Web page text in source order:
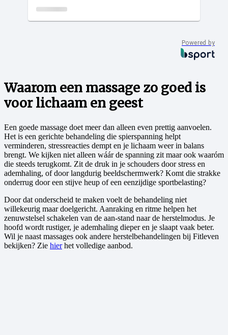
Powered by
Waarom een massage zo goed is
voor lichaam en geest
Een goede massage doet meer dan alleen even prettig aanvoelen.
Het is een gerichte behandeling die spierspanning helpt
verminderen, stressreacties dempt en je lichaam weer in balans
brengt. We kijken niet alleen wáár de spanning zit maar ook waaróm
die steeds terugkomt. Zit de druk in je schouders door stress en
ademhaling, of door langdurig beeldschermwerk? Komt die strakke
onderrug door een stijve heup of een eenzijdige sportbelasting?
Door dat onderscheid te maken voelt de behandeling niet
willekeurig maar doelgericht. Aanraking en ritme helpen het
zenuwstelsel schakelen van de aan-stand naar de herstelmodus. Je
hoofd wordt rustiger, je ademhaling dieper en je slaapt vaak beter.
Wil je naast massages ook andere herstelbehandelingen bij Fitleven
bekijken? Zie hierhet volledige aanbod.